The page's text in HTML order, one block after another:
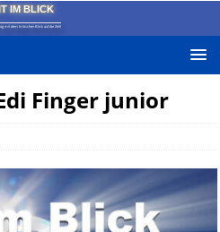
IM BLICK
mit dem kritischen Blick auf die Zeit!
Finger junior